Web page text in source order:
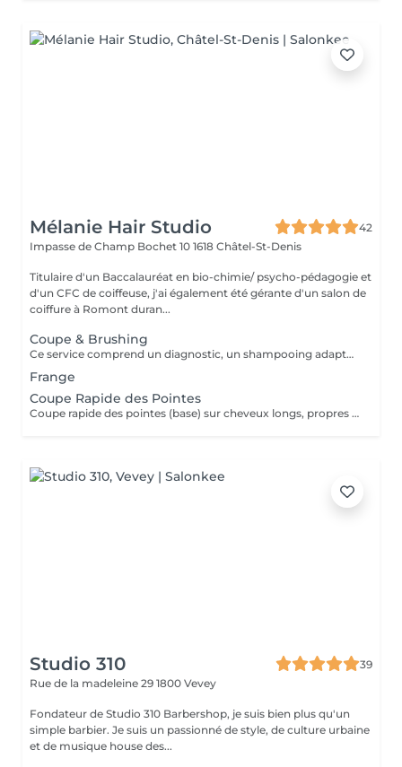
Mélanie Hair Studio
42
Impasse de Champ Bochet 10 1618 Châtel-St-Denis
Titulaire d'un Baccalauréat en bio-chimie/ psycho-pédagogie et
d'un CFC de coiffeuse, j'ai également été gérante d'un salon de
coiffure à Romont duran...
Coupe & Brushing
Ce service comprend un diagnostic, un shampooing adapté, un soin démêlant, un massage du cuir chevelu, la coupe, les produits de coiffage et un brushing de votre choix (naturel, lisse, ondulé). Une boisson vous est également offerte.
Frange
Coupe Rapide des Pointes
Coupe rapide des pointes (base) sur cheveux longs, propres et secs
Studio 310
39
Rue de la madeleine 29 1800 Vevey
Fondateur de Studio 310 Barbershop, je suis bien plus qu'un
simple barbier. Je suis un passionné de style, de culture urbaine
et de musique house des...